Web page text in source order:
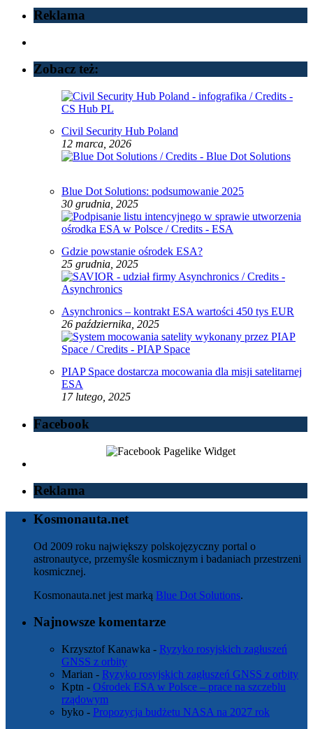
Reklama
Zobacz też:
Civil Security Hub Poland
12 marca, 2026
Blue Dot Solutions: podsumowanie 2025
30 grudnia, 2025
Gdzie powstanie ośrodek ESA?
25 grudnia, 2025
Asynchronics – kontrakt ESA wartości 450 tys EUR
26 października, 2025
PIAP Space dostarcza mocowania dla misji satelitarnej
ESA
17 lutego, 2025
Facebook
Reklama
Kosmonauta.net
Od 2009 roku największy polskojęzyczny portal o
astronautyce, przemyśle kosmicznym i badaniach przestrzeni
kosmicznej.
Kosmonauta.net jest marką Blue Dot Solutions.
Najnowsze komentarze
Krzysztof Kanawka - Ryzyko rosyjskich zagłuszeń
GNSS z orbity
Marian - Ryzyko rosyjskich zagłuszeń GNSS z orbity
Kptn - Ośrodek ESA w Polsce – prace na szczeblu
rządowym
byko - Propozycja budżetu NASA na 2027 rok